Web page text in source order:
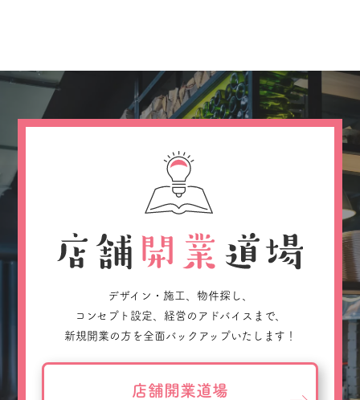
デザイン・施工、物件探し、
コンセプト設定、経営のアドバイスまで、
新規開業の方を全面バックアップいたします！
店舗開業道場